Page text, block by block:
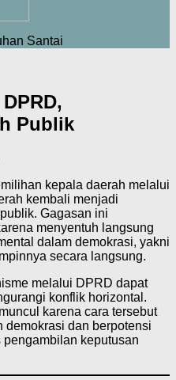
Santai
Publik
kepala daerah melalui
kembali menjadi
Gagasan ini
menyentuh langsung
dalam demokrasi, yakni
secara langsung.
melalui DPRD dapat
konflik horizontal.
karena cara tersebut
demokrasi dan berpotensi
keputusan